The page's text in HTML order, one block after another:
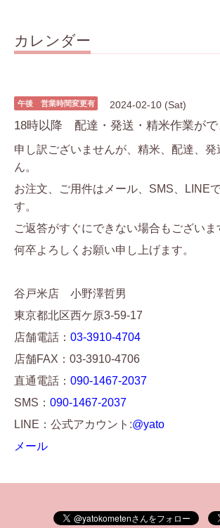
カレンダー
午後 営業時間変更有 2024-02-10 (Sat)
18時以降 配達・発送・精米作業がで
申し訳ございませんが、精米、配達、
ん。
お注文、ご用件はメール、SMS、LINE
す。
ご返答がすぐにできない場合もございま
何卒よろしくお願い申し上げます。
谷戸米店 小野澤哲男
東京都北区西ケ原3-59-17
店舗電話： 03-3910-4704
店舗FAX：03-3910-4706
直通電話： 090-1467-2037
SMS： 090-1467-2037
LINE：公式アカウント:@yato
メール